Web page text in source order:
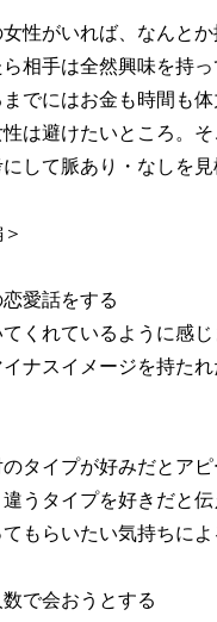
性がいれば、なんとか
ら相手は全然興味を持
でにはお金も時間も
は避けたいところ。
して脈あり・なしを見
恋愛話をする
くれているように感
ナスイメージを持た
のタイプが好みだとア
違うタイプを好きだと
もらいたい気持ちによ
数で会おうとする